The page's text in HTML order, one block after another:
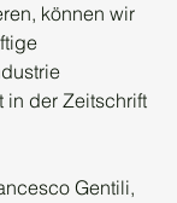
können wir
in der Zeitschrift
Gentili,